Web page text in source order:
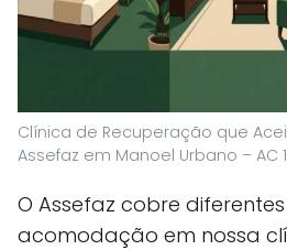
Clínica de Recuperação que
Assefaz em Manoel Urbano – AC
O Assefaz cobre
acomodação em nossa